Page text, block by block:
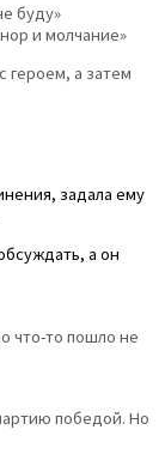
буду»
и молчание»
героем, а затем
задала ему
а он
что-то пошло не
победой. Но